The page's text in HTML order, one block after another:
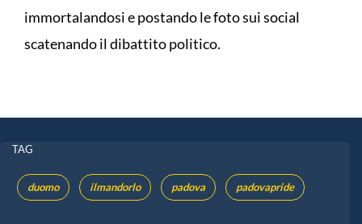
immortalandosi e postando le foto sui social
scatenando il dibattito politico.
TAG
duomo ilmandorlo padova padovapride